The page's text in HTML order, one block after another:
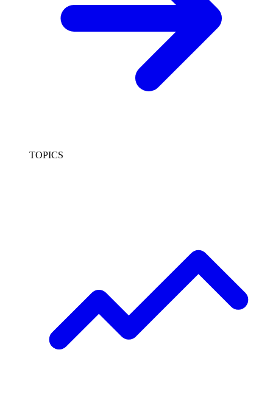
TOPICS